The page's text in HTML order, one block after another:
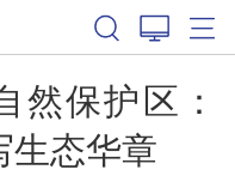
然保护区：
生态华章